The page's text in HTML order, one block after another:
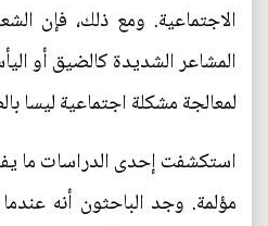
الاجتماعية. ومع ذلك، فإن
المشاعر الشديدة كالضيق أو
لمعالجة مشكلة اجتماعية ليسا
استكشفت إحدى الدراسات ما
مؤلمة. وجد الباحثون أنه